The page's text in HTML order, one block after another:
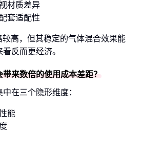
材质差异
套适配性
较高，但其稳定的气体混合效果能
反而更经济。
来数倍的使用成本差距？
在三个隐形维度：
能